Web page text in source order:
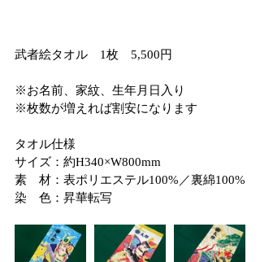
武者絵タオル　1枚　5,500円
※お名前、家紋、生年月日入り
※枚数が増えれば割安になります
タオル仕様
サイズ：約H340×W800mm
素　材：表ポリエステル100%／裏綿100%
染　色：昇華転写